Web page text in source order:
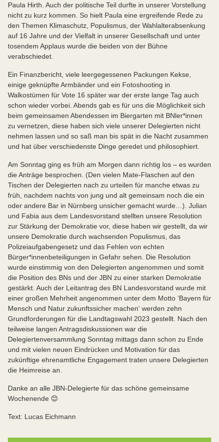
Paula Hirth. Auch der politische Teil durfte in unserer Vorstellung
nicht zu kurz kommen. So hielt Paula eine ergreifende Rede zu
den Themen Klimaschutz, Populismus, der Wahlalterabsenkung
auf 16 Jahre und der Vielfalt in unserer Gesellschaft und unter
tosendem Applaus wurde die beiden von der Bühne
verabschiedet.
Ein Finanzbericht, viele leergegessenen Packungen Kekse,
einige geknüpfte Armbänder und ein Fotoshooting in
Walkostümen für Vote 16 später war der erste lange Tag auch
schon wieder vorbei. Abends gab es für uns die Möglichkeit sich
beim gemeinsamen Abendessen im Biergarten mit BNler*innen
zu vernetzen, diese haben sich viele unserer Delegierten nicht
nehmen lassen und so saß man bis spät in die Nacht zusammen
und hat über verschiedenste Dinge geredet und philosophiert.
Am Sonntag ging es früh am Morgen dann richtig los – es wurden
die Anträge besprochen. (Den vielen Mate-Flaschen auf den
Tischen der Delegierten nach zu urteilen für manche etwas zu
früh, nachdem nachts von jung und alt gemeinsam noch die ein
oder andere Bar in Nürnberg unsicher gemacht wurde…). Julian
und Fabia aus dem Landesvorstand stellten unsere Resolution
zur Stärkung der Demokratie vor, diese haben wir gestellt, da wir
unsere Demokratie durch wachsenden Populismus, das
Polizeiaufgabengesetz und das Fehlen von echten
Bürger*innenbeteiligungen in Gefahr sehen. Die Resolution
wurde einstimmig von den Delegierten angenommen und somit
die Position des BNs und der JBN zu einer starken Demokratie
gestärkt. Auch der Leitantrag des BN Landesvorstand wurde mit
einer großen Mehrheit angenommen unter dem Motto ‘Bayern für
Mensch und Natur zukunftssicher machen‘ werden zehn
Grundforderungen für die Landtagswahl 2023 gestellt. Nach den
teilweise langen Antragsdiskussionen war die
Delegiertenversammlung Sonntag mittags dann schon zu Ende
und mit vielen neuen Eindrücken und Motivation für das
zukünftige ehrenamtliche Engagement traten unsere Delegierten
die Heimreise an.
Danke an alle JBN-Delegierte für das schöne gemeinsame
Wochenende 😊
Text: Lucas Eichmann